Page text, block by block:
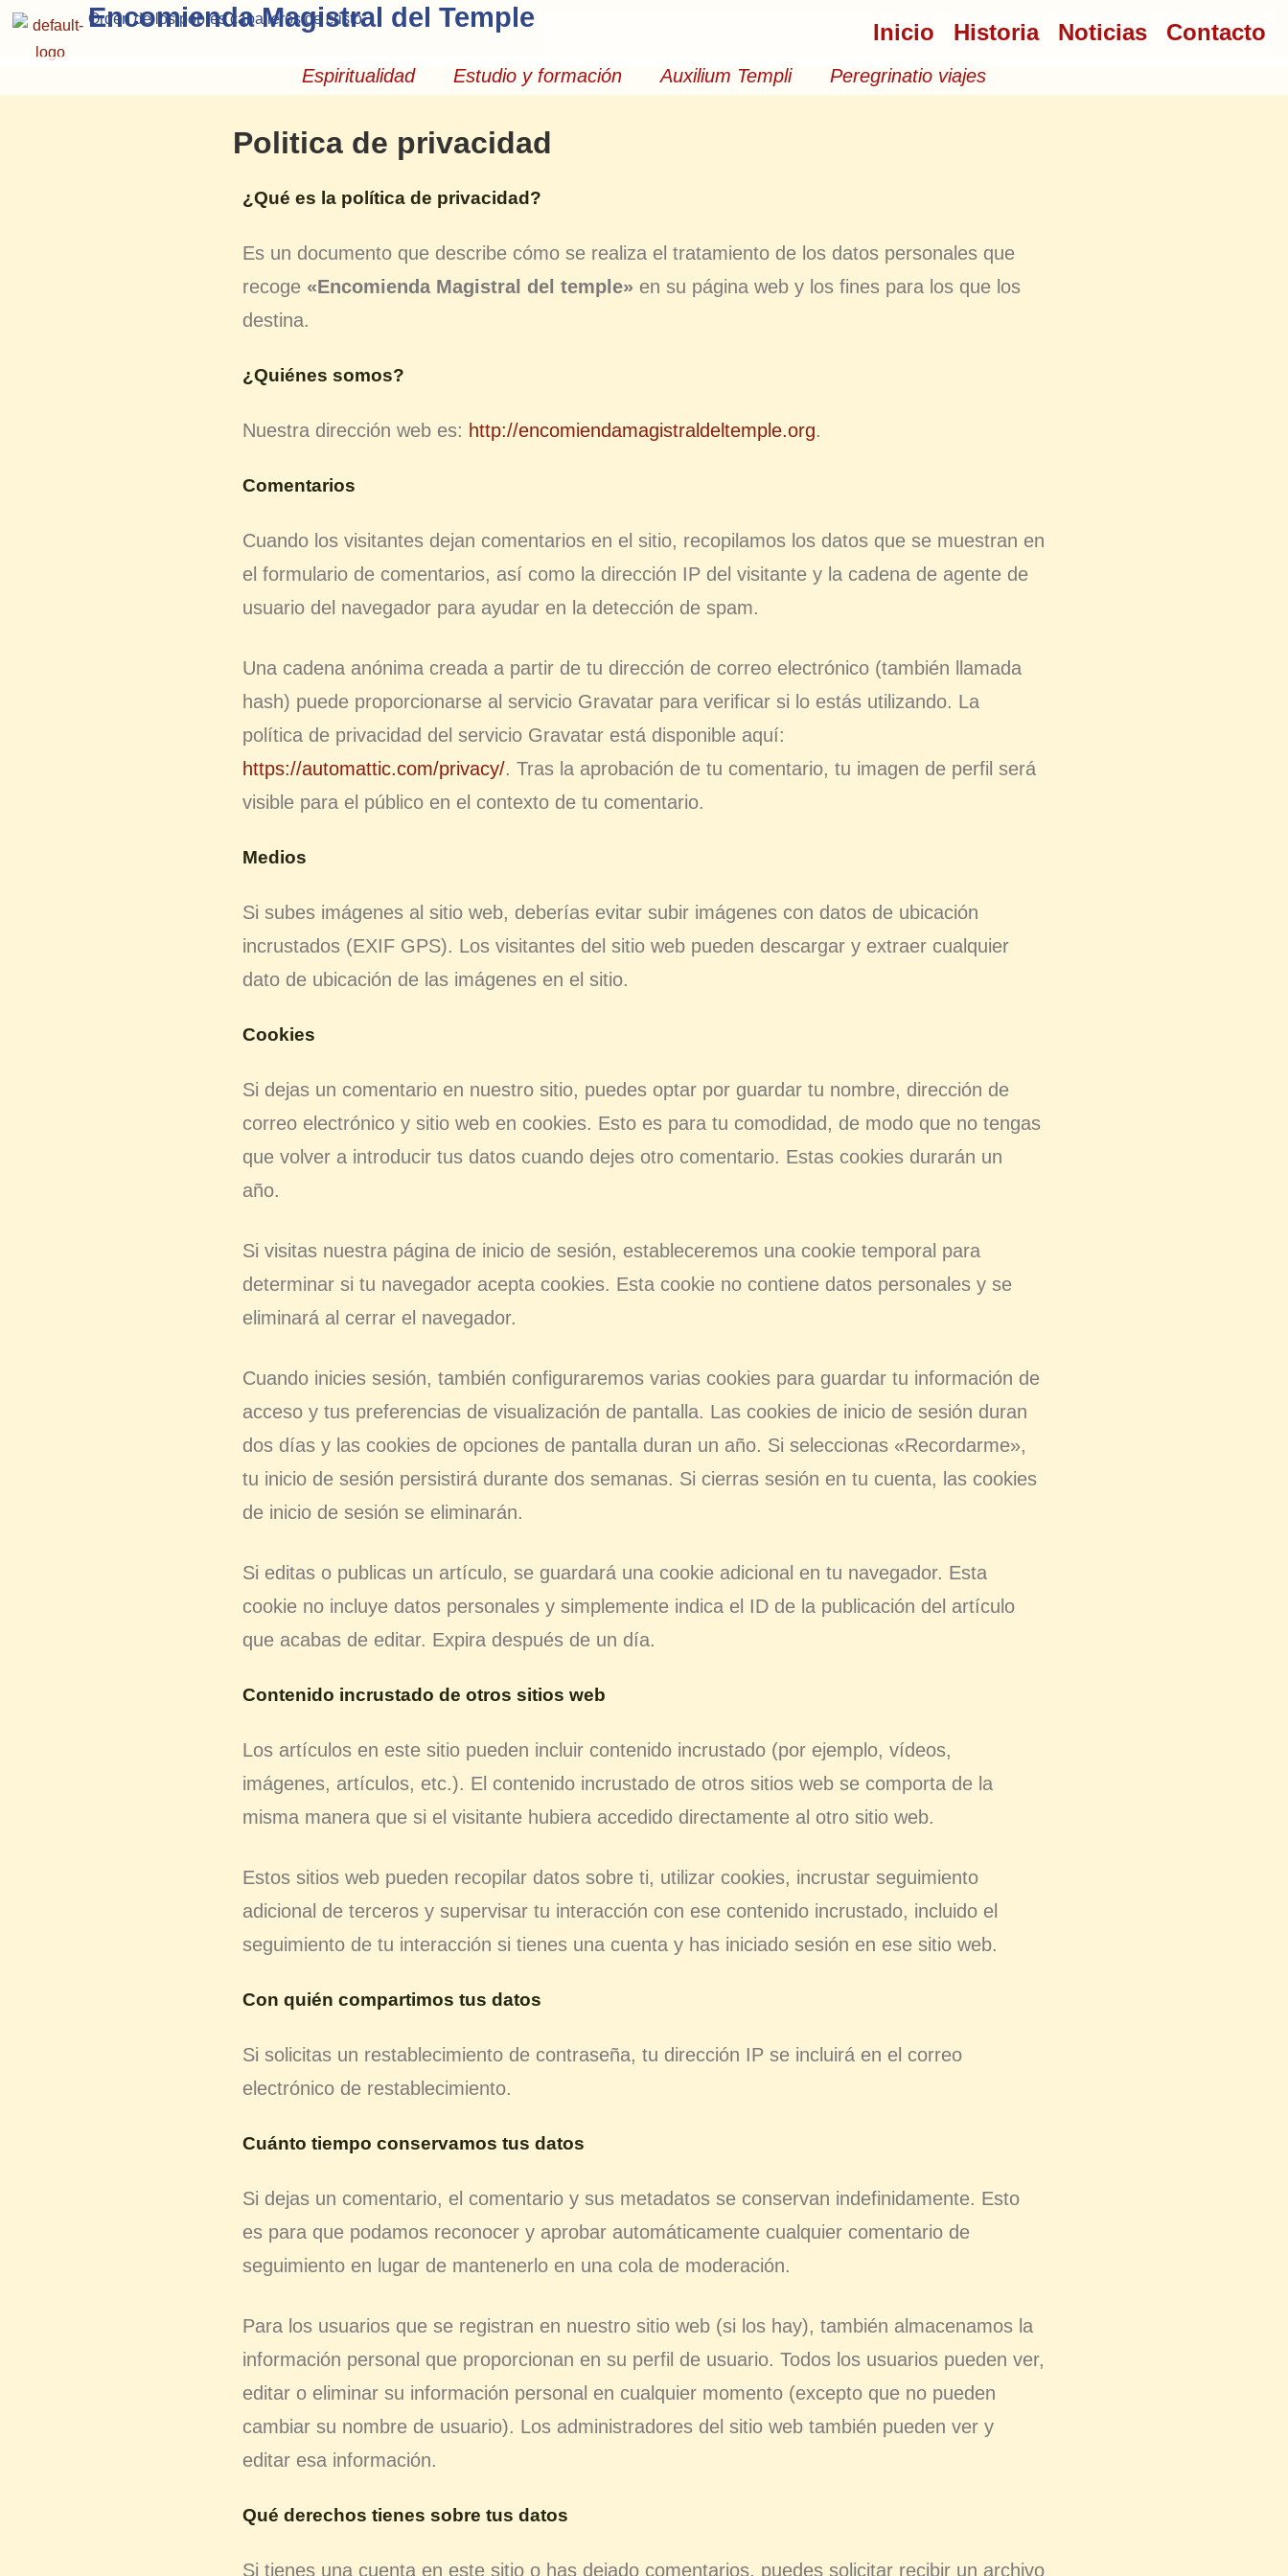
Encomienda Magistral del Temple
Orden de los pobres caballeros de cristo
Inicio Historia Noticias Contacto
Espiritualidad Estudio y formación Auxilium Templi Peregrinatio viajes
Politica de privacidad
¿Qué es la política de privacidad?
Es un documento que describe cómo se realiza el tratamiento de los datos personales que
recoge «Encomienda Magistral del temple» en su página web y los fines para los que los
destina.
¿Quiénes somos?
Nuestra dirección web es: http://encomiendamagistraldeltemple.org.
Comentarios
Cuando los visitantes dejan comentarios en el sitio, recopilamos los datos que se muestran en
el formulario de comentarios, así como la dirección IP del visitante y la cadena de agente de
usuario del navegador para ayudar en la detección de spam.
Una cadena anónima creada a partir de tu dirección de correo electrónico (también llamada
hash) puede proporcionarse al servicio Gravatar para verificar si lo estás utilizando. La
política de privacidad del servicio Gravatar está disponible aquí:
https://automattic.com/privacy/. Tras la aprobación de tu comentario, tu imagen de perfil será
visible para el público en el contexto de tu comentario.
Medios
Si subes imágenes al sitio web, deberías evitar subir imágenes con datos de ubicación
incrustados (EXIF GPS). Los visitantes del sitio web pueden descargar y extraer cualquier
dato de ubicación de las imágenes en el sitio.
Cookies
Si dejas un comentario en nuestro sitio, puedes optar por guardar tu nombre, dirección de
correo electrónico y sitio web en cookies. Esto es para tu comodidad, de modo que no tengas
que volver a introducir tus datos cuando dejes otro comentario. Estas cookies durarán un
año.
Si visitas nuestra página de inicio de sesión, estableceremos una cookie temporal para
determinar si tu navegador acepta cookies. Esta cookie no contiene datos personales y se
eliminará al cerrar el navegador.
Cuando inicies sesión, también configuraremos varias cookies para guardar tu información de
acceso y tus preferencias de visualización de pantalla. Las cookies de inicio de sesión duran
dos días y las cookies de opciones de pantalla duran un año. Si seleccionas «Recordarme»,
tu inicio de sesión persistirá durante dos semanas. Si cierras sesión en tu cuenta, las cookies
de inicio de sesión se eliminarán.
Si editas o publicas un artículo, se guardará una cookie adicional en tu navegador. Esta
cookie no incluye datos personales y simplemente indica el ID de la publicación del artículo
que acabas de editar. Expira después de un día.
Contenido incrustado de otros sitios web
Los artículos en este sitio pueden incluir contenido incrustado (por ejemplo, vídeos,
imágenes, artículos, etc.). El contenido incrustado de otros sitios web se comporta de la
misma manera que si el visitante hubiera accedido directamente al otro sitio web.
Estos sitios web pueden recopilar datos sobre ti, utilizar cookies, incrustar seguimiento
adicional de terceros y supervisar tu interacción con ese contenido incrustado, incluido el
seguimiento de tu interacción si tienes una cuenta y has iniciado sesión en ese sitio web.
Con quién compartimos tus datos
Si solicitas un restablecimiento de contraseña, tu dirección IP se incluirá en el correo
electrónico de restablecimiento.
Cuánto tiempo conservamos tus datos
Si dejas un comentario, el comentario y sus metadatos se conservan indefinidamente. Esto
es para que podamos reconocer y aprobar automáticamente cualquier comentario de
seguimiento en lugar de mantenerlo en una cola de moderación.
Para los usuarios que se registran en nuestro sitio web (si los hay), también almacenamos la
información personal que proporcionan en su perfil de usuario. Todos los usuarios pueden ver,
editar o eliminar su información personal en cualquier momento (excepto que no pueden
cambiar su nombre de usuario). Los administradores del sitio web también pueden ver y
editar esa información.
Qué derechos tienes sobre tus datos
Si tienes una cuenta en este sitio o has dejado comentarios, puedes solicitar recibir un archivo